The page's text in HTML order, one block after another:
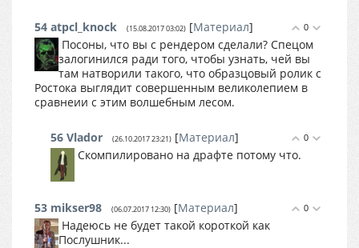
0
54 atpcl_knock (15.08.2017 03:02) [Материал]
Посоны, что вы с рендером сделали? Спецом
залогинился ради того, чтобы узнать, чей вы
там натворили такого, что образцовый ролик с
Ростока выглядит совершенным великолепием в
сравнеии с этим волшебным лесом.
0
56 Vlador (26.10.2017 23:21) [Материал]
Скомпилировано на драфте потому что.
0
53 mikser98 (06.07.2017 12:30) [Материал]
Надеюсь не будет такой короткой как
Послушник...